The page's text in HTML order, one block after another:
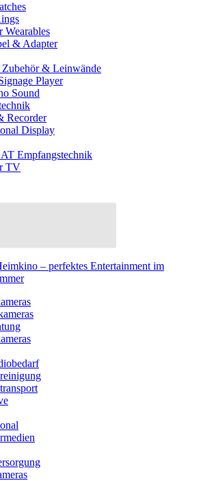
Wearables
& Adapter
Zubehör & Leinwände
Player
Sound
Recorder
Display
Empfangstechnik
TV
– perfektes Entertainment im